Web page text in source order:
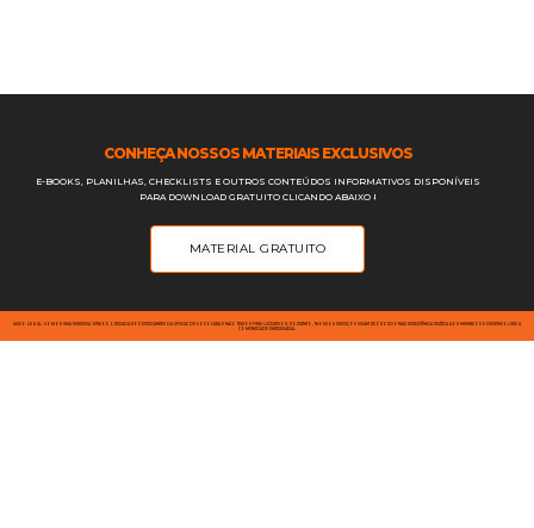
CONHEÇA NOSSOS MATERIAIS EXCLUSIVOS
E-BOOKS, PLANILHAS, CHECKLISTS E OUTROS CONTEÚDOS INFORMATIVOS DISPONÍVEIS
PARA DOWNLOAD GRATUITO CLICANDO ABAIXO ⭣
MATERIAL GRATUITO
AVISO LEGAL: SOMOS UMA EMPRESA JÚNIOR OPERADA POR ESTUDANTES DA UFSCAR DE SOROCABA E NÃO TEMOS FINS LUCRATIVOS; PORTANTO, NOSSOS SERVIÇOS VISAM PROPORCIONAR EXPERIÊNCIA PRÁTICA AOS MEMBROS E DESENVOLVER A
COMUNIDADE EMPRESARIAL.